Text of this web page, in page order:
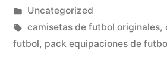
por
Publicado
en
Uncategorized
Etiquetas:
camisetas de futbol originales,
futbol, pack equipaciones de